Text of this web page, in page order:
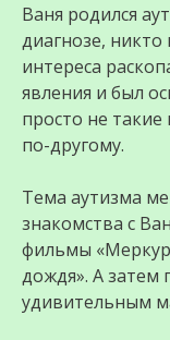
Ваня родился
диагнозе,
интереса
явления и был
просто не
по-другому.
Тема аутизма
знакомства с
фильмы
дождя». А затем
удивительным